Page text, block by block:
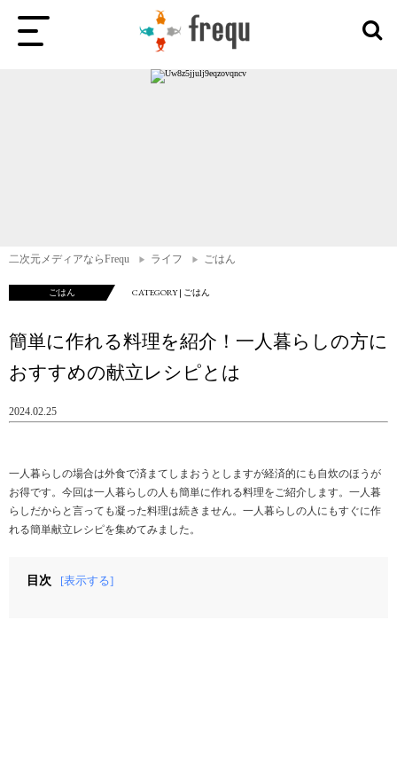
二次元メディアならFrequ ライフ ごはん
ごはん CATEGORY | ごはん
簡単に作れる料理を紹介！一人暮らしの方に
おすすめの献立レシピとは
2024.02.25
一人暮らしの場合は外食で済まてしまおうとしますが経済的にも自炊のほうが
お得です。今回は一人暮らしの人も簡単に作れる料理をご紹介します。一人暮
らしだからと言っても凝った料理は続きません。一人暮らしの人にもすぐに作
れる簡単献立レシピを集めてみました。
目次 [表示する]